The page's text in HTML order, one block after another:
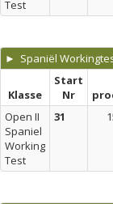
Test
► Spaniël
Klasse
Start
Nr
Open II
Spaniel
Working
Test
31